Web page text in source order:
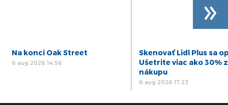
Na konci Oak Street
6 aug 2026 14:56
Skenovať Lidl Plus sa
Ušetrite viac ako 30% z
nákupu
6 aug 2026 17:23
»